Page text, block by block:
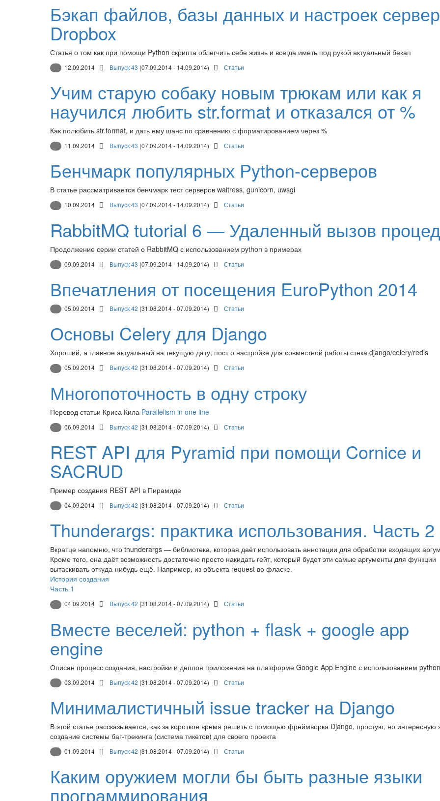
Бэкап файлов, базы данных и настроек
Dropbox
Статья о том как при помощи Python скрипта облегчить себе жизнь и всегда иметь под рукой актуальный бекап
12.09.2014 Выпуск 43 (07.09.2014 - 14.09.2014) Статьи
Учим старую собаку новым трюкам или как я
научился любить str.format и отказался от %
Как полюбить str.format, и дать ему шанс по сравнению с форматированием через %
11.09.2014 Выпуск 43 (07.09.2014 - 14.09.2014) Статьи
Бенчмарк популярных Python-серверов
В статье рассматривается бенчмарк тест серверов waitress, gunicorn, uwsgi
10.09.2014 Выпуск 43 (07.09.2014 - 14.09.2014) Статьи
RabbitMQ tutorial 6 — Удаленный вызов
Продолжение серии статей о RabbitMQ с использованием python в примерах
09.09.2014 Выпуск 43 (07.09.2014 - 14.09.2014) Статьи
Впечатления от посещения EuroPython 2014
05.09.2014 Выпуск 42 (31.08.2014 - 07.09.2014) Статьи
Основы Celery для Django
Хороший, а главное актуальный на текущую дату, пост о настройке для совместной работы стека django/celery/redis
05.09.2014 Выпуск 42 (31.08.2014 - 07.09.2014) Статьи
Многопоточность в одну строку
Перевод статьи Криса Кила Parallelism in one line
06.09.2014 Выпуск 42 (31.08.2014 - 07.09.2014) Статьи
REST API для Pyramid при помощи Cornice и
SACRUD
Пример создания REST API в Пирамиде
04.09.2014 Выпуск 42 (31.08.2014 - 07.09.2014) Статьи
Thunderargs: практика использования. Часть 2
Вкратце напомню, что thunderargs — библиотека, которая даёт использовать аннотации для обработки входящих
Кроме того, она даёт возможность достаточно просто накидать гейт, который будет эти самые аргументы для функции
вытаскивать откуда-нибудь ещё. Например, из объекта request во фласке.
История создания
Часть 1
04.09.2014 Выпуск 42 (31.08.2014 - 07.09.2014) Статьи
Вместе веселей: python + flask + google app
engine
Описан процесс создания, настройки и деплоя приложения на платформе Google App Engine с использованием
03.09.2014 Выпуск 42 (31.08.2014 - 07.09.2014) Статьи
Минималистичный issue tracker на Django
В этой статье рассказывается, как за короткое время решить с помощью фреймворка Django, простую, но интересную
создание системы баг-трекинга (система тикетов) для своего проекта
01.09.2014 Выпуск 42 (31.08.2014 - 07.09.2014) Статьи
Каким оружием могли бы быть разные языки
программирования